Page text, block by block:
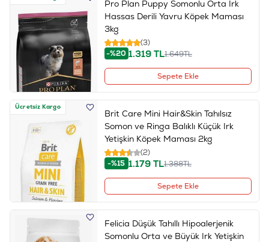
Pro Plan Puppy Somonlu Orta Irk
Hassas Derili Yavru Köpek Maması
3kg
(3)
-%20 1.319TL1.649TL
Sepete Ekle
Ücretsiz Kargo
Brit Care Mini Hair&Skin Tahılsız
Somon ve Ringa Balıklı Küçük Irk
Yetişkin Köpek Maması 2kg
(2)
-%15 1.179TL1.388TL
Sepete Ekle
Felicia Düşük Tahıllı Hipoalerjenik
Somonlu Orta ve Büyük Irk Yetişkin